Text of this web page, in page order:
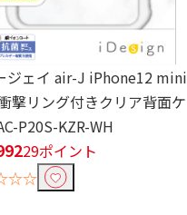
ジェイ air-J iPhone12 mini
撃リング付きクリア背面ケ
P20S-KZR-WH
29ポイント